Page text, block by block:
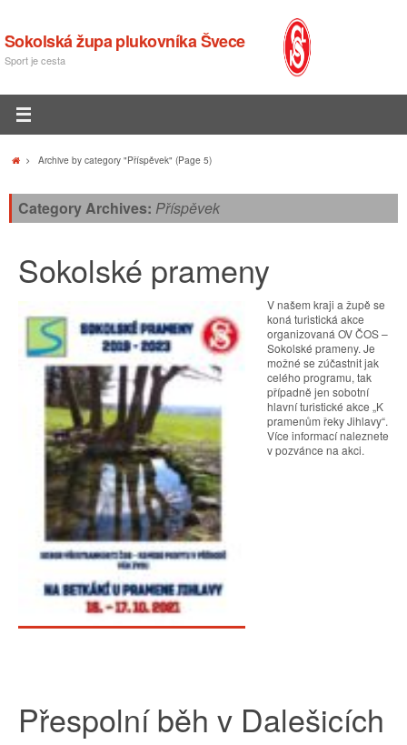
Sokolská župa plukovníka Švece
Sport je cesta
Archive by category "Příspěvek" (Page 5)
Category Archives: Příspěvek
Sokolské prameny
V našem kraji a župě se
koná turistická akce
organizovaná OV ČOS –
Sokolské prameny. Je
možné se zúčastnit jak
celého programu, tak
případně jen sobotní
hlavní turistické akce „K
pramenům řeky Jihlavy“.
Více informací naleznete
v pozvánce na akci.
Přespolní běh v Dalešicích